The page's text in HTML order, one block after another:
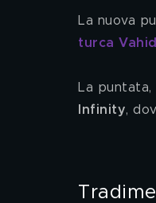
La nuova
turca
La
Infinity,